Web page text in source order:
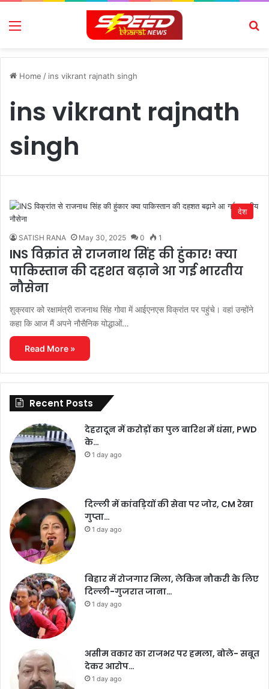
Menu
Home / ins vikrant rajnath singh
ins vikrant rajnath
singh
देश
SATISH RANA May 30, 2025 0 1
INS विक्रांत से राजनाथ सिंह की हुंकार! क्या
पाकिस्तान की दहशत बढ़ाने आ गई भारतीय
नौसेना
शुक्रवार को रक्षामंत्री राजनाथ सिंह गोवा में आईएनएस विक्रांत पर पहुंचे। वहां उन्होंने
कहा कि आज मैं अपने नौसैनिक योद्धाओं…
Read More »
Recent Posts
देहरादून में करोड़ों का पुल बारिश में धंसा, PWD
के…
1 day ago
दिल्ली में कांवड़ियों की सेवा पर जोर, CM रेखा
गुप्ता…
1 day ago
बिहार में रोजगार मिला, लेकिन नौकरी के लिए
दिल्ली-गुजरात जाना…
1 day ago
असीम वकार का राजभर पर हमला, बोले- सबूत
देकर आरोप…
1 day ago